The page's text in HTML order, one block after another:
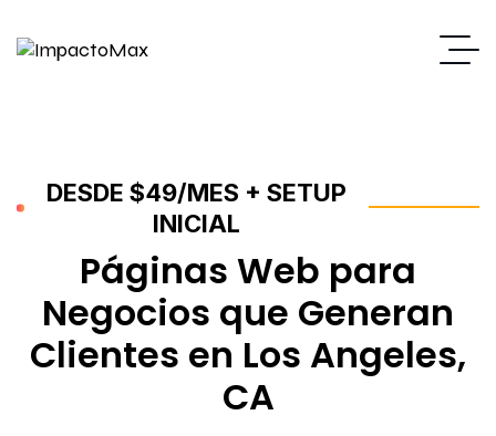
DESDE $49/MES + SETUP
INICIAL
Páginas Web para
Negocios que Generan
Clientes en Los Angeles,
CA